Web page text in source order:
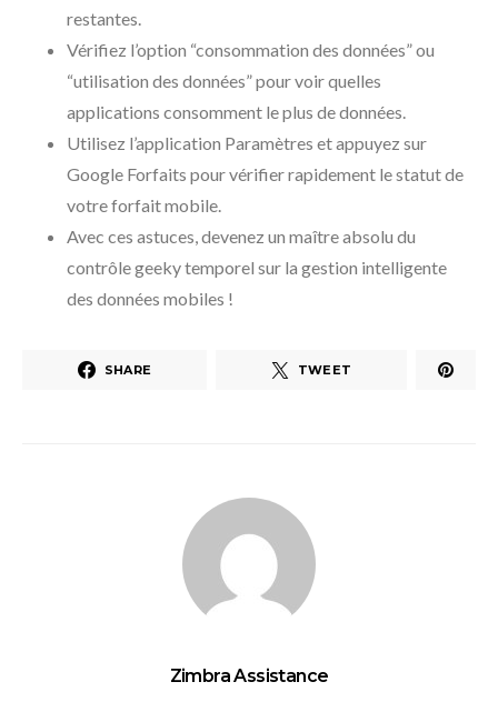
restantes.
Vérifiez l’option “consommation des données” ou
“utilisation des données” pour voir quelles
applications consomment le plus de données.
Utilisez l’application Paramètres et appuyez sur
Google Forfaits pour vérifier rapidement le statut de
votre forfait mobile.
Avec ces astuces, devenez un maître absolu du
contrôle geeky temporel sur la gestion intelligente
des données mobiles !
SHARE TWEET
Zimbra Assistance